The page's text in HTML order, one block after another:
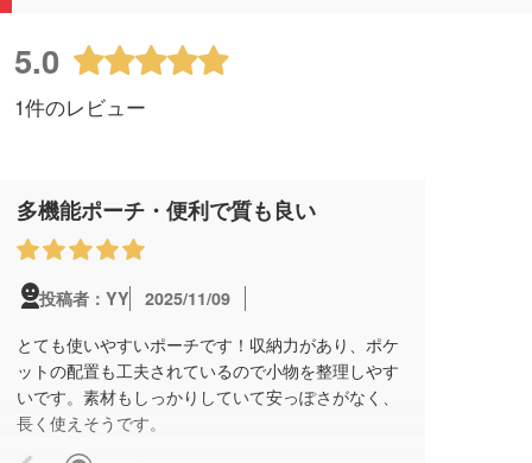
5.0
1件のレビュー
多機能ポーチ・便利で質も良い
投稿者：YY
2025/11/09
とても使いやすいポーチです！収納力があり、ポケ
ットの配置も工夫されているので小物を整理しやす
いです。素材もしっかりしていて安っぽさがなく、
長く使えそうです。